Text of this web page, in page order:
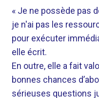
« Je ne possède pas
je n'ai pas les
pour exécuter
elle écrit.
En outre, elle a fait
bonnes chances
sérieuses questions